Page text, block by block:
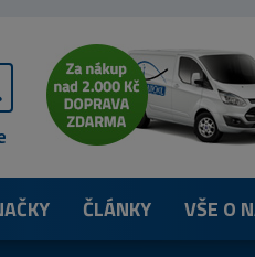
ČLÁNKY VŠE O